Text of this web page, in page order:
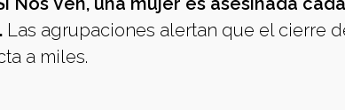
Las agrupaciones alertan que el cierre
a miles.